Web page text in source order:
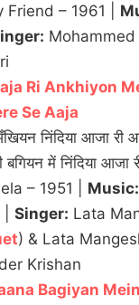
Friend – 1961 |
Mohammed
Ri Ankhiyon
Se Aaja
निंदिया आजा री
में निंदिया आजा
– 1951 | Music:
Singer: Lata
) & Lata
Krishan
Bagiyan